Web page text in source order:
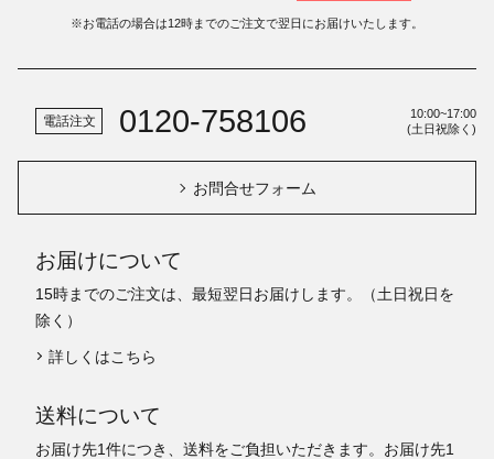
※お電話の場合は12時までのご注文で翌日にお届けいたします。
電話注文 0120-758106
10:00~17:00
(土日祝除く)
お問合せフォーム
お届けについて
15時までのご注文は、最短翌日お届けします。（土日祝日を
除く）
詳しくはこちら
送料について
お届け先1件につき、送料をご負担いただきます。お届け先1